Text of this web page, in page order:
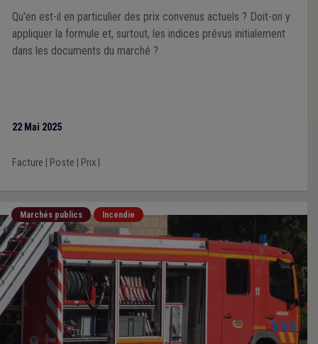
Qu'en est-il en particulier des prix convenus actuels ? Doit-on y
appliquer la formule et, surtout, les indices prévus initialement
dans les documents du marché ?
22 Mai 2025
Facture Poste Prix|
Marchés publics Incendie